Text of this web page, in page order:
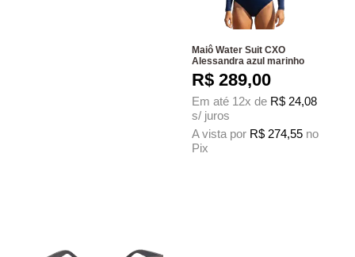
Maiô Water Suit CXO
Alessandra azul marinho
R$ 289,00
Em até 12x de R$ 24,08
s/ juros
A vista por R$ 274,55 no
Pix